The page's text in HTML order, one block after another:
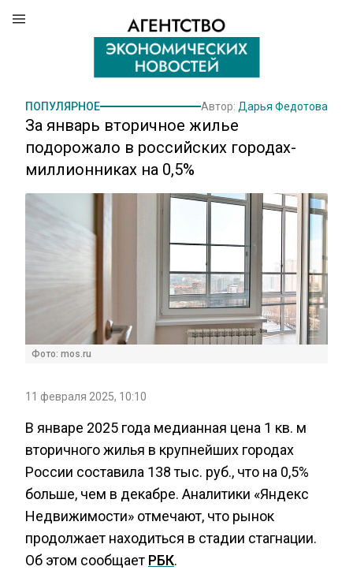
ПОПУЛЯРНОЕ Автор: Дарья Федотова
За январь вторичное жилье
подорожало в российских городах-
миллионниках на 0,5%
Фото: mos.ru
11 февраля 2025, 10:10
В январе 2025 года медианная цена 1 кв. м
вторичного жилья в крупнейших городах
России составила 138 тыс. руб., что на 0,5%
больше, чем в декабре. Аналитики «Яндекс
Недвижимости» отмечают, что рынок
продолжает находиться в стадии стагнации.
Об этом сообщает РБК.